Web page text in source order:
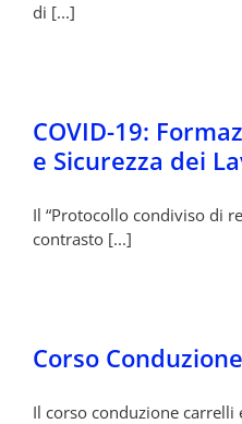
di [...]
COVID-19:
e Sicurezza dei
Il “Protocollo condiviso di
contrasto [...]
Corso
Il corso conduzione